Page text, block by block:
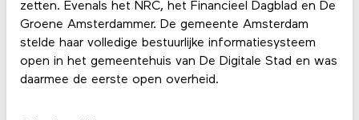
zetten. Evenals het NRC, het Financieel Dagblad en De
Groene Amsterdammer. De gemeente Amsterdam
stelde haar volledige bestuurlijke informatiesysteem
open in het gemeentehuis van De Digitale Stad en was
daarmee de eerste open overheid.